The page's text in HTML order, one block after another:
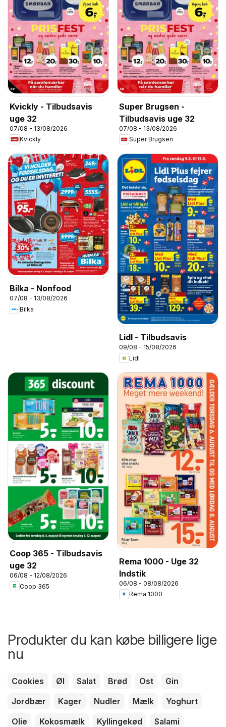
Kvickly - Tilbudsavis
uge 32
07/08 - 13/08/2026
Kvickly
Super Brugsen -
Tilbudsavis uge 32
07/08 - 13/08/2026
Super Brugsen
Bilka - Nonfood
07/08 - 13/08/2026
Bilka
Lidl - Tilbudsavis
09/08 - 15/08/2026
Lidl
Coop 365 - Tilbudsavis
uge 32
06/08 - 12/08/2026
Coop 365
Rema 1000 - Uge 32
Indstik
06/08 - 08/08/2026
Rema 1000
Produkter du kan købe billigere lige
nu
Cookies Øl Salat Brød Ost
Gin
Jordbær
Kager Nudler Mælk
Yoghurt
Olie
Kokosmælk Kyllingekød
Salami